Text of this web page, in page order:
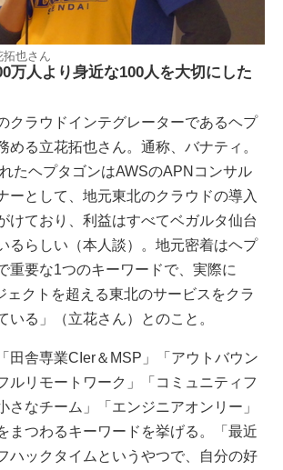
也さん
万人より身近な100人を大切にした
クラウドインテグレーターであるヘプ
める立花拓也さん。通称、バナティ。
たヘプタゴンはAWSのAPNコンサル
ーとして、地元東北のクラウドの導入
けており、利益はすべてベガルタ仙台
るらしい（本人談）。地元密着はヘプ
重要な1つのキーワードで、実際に
ェクトを超える東北のサービスをクラ
いる」（立花さん）とのこと。
田舎専業CIer＆MSP」「アウトバウン
ルリモートワーク」「コミュニティフ
さなチーム」「エンジニアオンリー」
まつわるキーワードを挙げる。「最近
ハックタイムというやつで、自分の好